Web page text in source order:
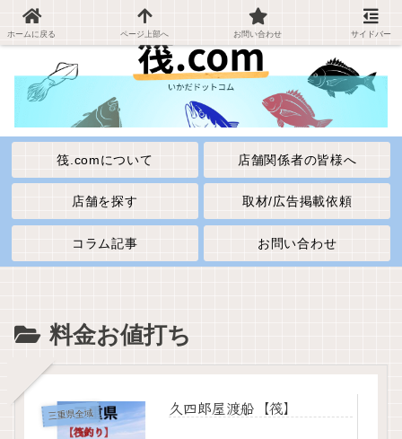
筏.comについて 店舗関係者の皆様へ
店舗を探す 取材/広告掲載依頼
コラム記事 お問い合わせ
料金お値打ち
三重県全域 久四郎屋渡船【筏】
ホームに戻る ページ上部へ お問い合わせ サイドバー